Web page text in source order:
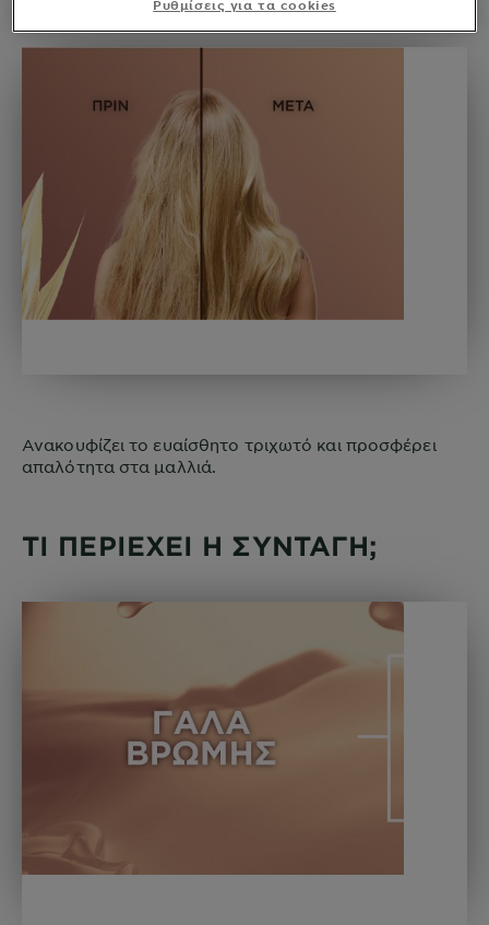
Ανακουφίζει το ευαίσθητο τριχωτό και προσφέρει
απαλότητα στα μαλλιά.
ΤΙ ΠΕΡΙΕΧΕΙ Η ΣΥΝΤΑΓΗ;
Ρυθμίσεις για τα cookies